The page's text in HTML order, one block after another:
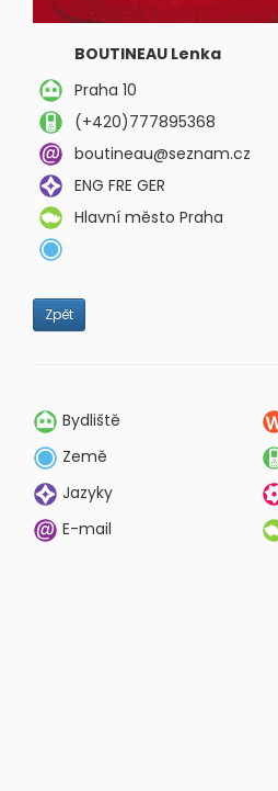
BOUTINEAU Lenka
Praha 10
(+420)777895368
boutineau@seznam.cz
ENG FRE GER
Hlavní město Praha
Zpět
Bydliště
Země
Jazyky
E-mail